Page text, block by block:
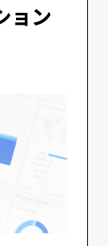
ョン